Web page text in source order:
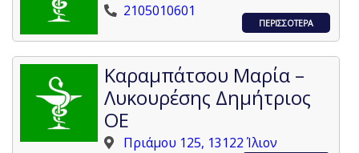
2105010601
ΠΕΡΙΣΣΟΤΕΡΑ
Καραμπάτσου Μαρία –
Λυκουρέσης Δημήτριος
ΟΕ
Πριάμου 125, 13122 Ίλιον